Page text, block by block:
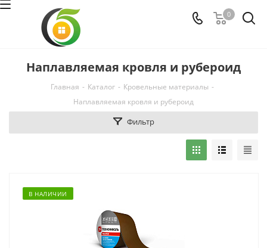
0
Наплавляемая кровля и рубероид
Главная - Каталог - Кровельные материалы -
Наплавляемая кровля и рубероид
Фильтр
В НАЛИЧИИ